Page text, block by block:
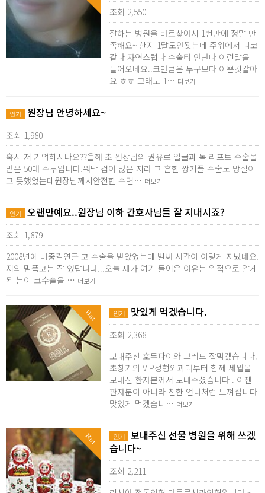
조회 2,550
잘하는 병원을 바로찾아서 1번만에 정말 만
족해요~ 한지 1달도안됫는데 주위에서 니코
같다 자연스럽다 수술티 안난다 이런말을
들어오네요..코만큼은 누구보다 이쁜것같아
요 ㅎㅎ 그래도 1… 더보기
인기 원장님 안녕하세요~
조회 1,980
혹시 저 기억하시나요??올해 초 원장님의 권유로 얼굴과 목 리프트 수술을
받은 50대 주부입니다.워낙 겁이 많은 저라 그 흔한 쌍커플 수술도 망설이
고 못했었는데원장님께서안전한 수면… 더보기
인기 오랜만예요..원장님 이하 간호사님들 잘 지내시죠?
조회 1,879
2008년에 비중격연골 코 수술을 받았었는데 벌써 시간이 이렇게 지났네요.
저의 몀품코는 잘 있답니다...오늘 제가 여기 들어온 이유는 일적으로 알게
된 분이 코수술을 … 더보기
Hot 인기 맛있게 먹겠습니다.
조회 2,368
보내주신 호두파이와 브레드 잘먹겠습니다.
초창기의 VIP성형외과때부터 함께 세월을
보내신 환자분께서 보내주셨습니다 . 이젠
환자분이 아니라 친한 언니처럼 느껴집니다
맛있게 먹겠습니… 더보기
Hot 인기
보내주신 선물 병원을 위해 쓰겠
습니다~
조회 2,211